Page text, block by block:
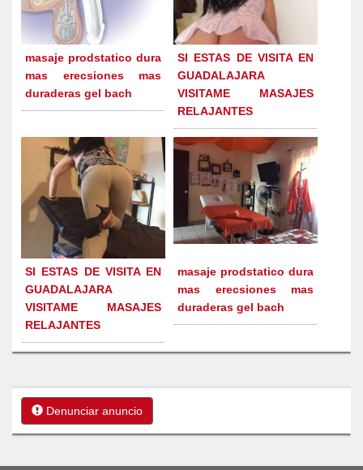
masaje prodstatico dura
mas erecsiones mas
duraderas gel bach
SI ESTAS DE VISITA EN
GUADALAJARA
VISITAME MASAJES
RELAJANTES
SI ESTAS DE VISITA EN
GUADALAJARA
VISITAME MASAJES
RELAJANTES
masaje prodstatico dura
mas erecsiones mas
duraderas gel bach
Denunciar anuncio